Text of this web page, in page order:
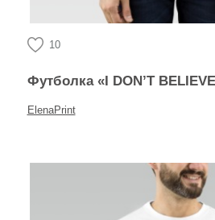
10
Футболка «I DON’T BELIEVE IN
ElenaPrint